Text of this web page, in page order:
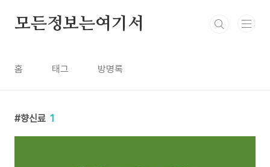
모든정보는여기서
홈 태그 방명록
향신료 1